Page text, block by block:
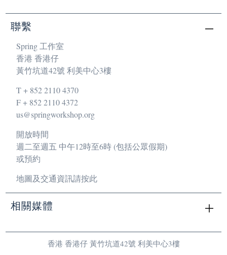
聯繫
Spring 工作室
香港 香港仔
黃竹坑道42號 利美中心3樓
T + 852 2110 4370
F + 852 2110 4372
us@springworkshop.org
開放時間
週二至週五 中午12時至6時 (包括公眾假期)
或預約
地圖及交通資訊請按此
相關媒體
香港 香港仔 黃竹坑道42號 利美中心3樓